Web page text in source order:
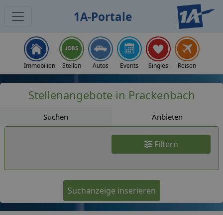
1A-Portale
Immobilien Stellen Autos Events Singles Reisen
Stellenangebote in Prackenbach
Suchen Anbieten
Filtern
Suchanzeige inserieren